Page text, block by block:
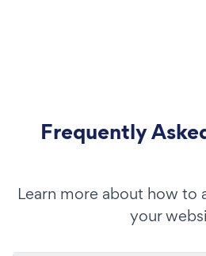
Frequently
Learn more about how to
your